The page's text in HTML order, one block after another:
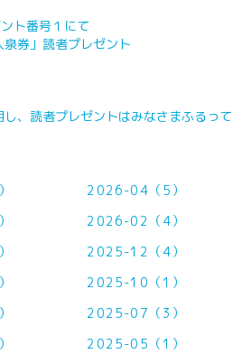
ト番号１にて
券」読者プレゼント
、読者プレゼントはみなさまふるって
2026-04（5）
2026-02（4）
2025-12（4）
2025-10（1）
2025-07（3）
2025-05（1）